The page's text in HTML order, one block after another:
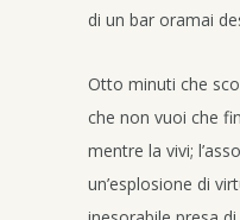
di un bar oramai
Otto minuti che
che non vuoi che
mentre la vivi;
un’esplosione di